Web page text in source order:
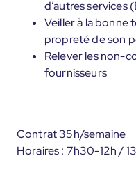
d’autres services
Veiller à la bonne
propreté de son
Relever les non-
fournisseurs
Contrat 35h/semaine
Horaires : 7h30-12h /